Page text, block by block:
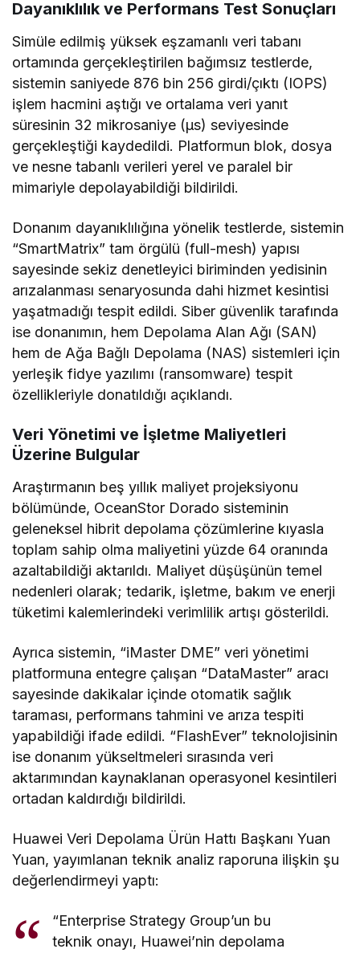
Dayanıklılık ve Performans Test Sonuçları
Simüle edilmiş yüksek eşzamanlı veri tabanı
ortamında gerçekleştirilen bağımsız testlerde,
sistemin saniyede 876 bin 256 girdi/çıktı (IOPS)
işlem hacmini aştığı ve ortalama veri yanıt
süresinin 32 mikrosaniye (μs) seviyesinde
gerçekleştiği kaydedildi. Platformun blok, dosya
ve nesne tabanlı verileri yerel ve paralel bir
mimariyle depolayabildiği bildirildi.
Donanım dayanıklılığına yönelik testlerde, sistemin
“SmartMatrix” tam örgülü (full-mesh) yapısı
sayesinde sekiz denetleyici biriminden yedisinin
arızalanması senaryosunda dahi hizmet kesintisi
yaşatmadığı tespit edildi. Siber güvenlik tarafında
ise donanımın, hem Depolama Alan Ağı (SAN)
hem de Ağa Bağlı Depolama (NAS) sistemleri için
yerleşik fidye yazılımı (ransomware) tespit
özellikleriyle donatıldığı açıklandı.
Veri Yönetimi ve İşletme Maliyetleri
Üzerine Bulgular
Araştırmanın beş yıllık maliyet projeksiyonu
bölümünde, OceanStor Dorado sisteminin
geleneksel hibrit depolama çözümlerine kıyasla
toplam sahip olma maliyetini yüzde 64 oranında
azaltabildiği aktarıldı. Maliyet düşüşünün temel
nedenleri olarak; tedarik, işletme, bakım ve enerji
tüketimi kalemlerindeki verimlilik artışı gösterildi.
Ayrıca sistemin, “iMaster DME” veri yönetimi
platformuna entegre çalışan “DataMaster” aracı
sayesinde dakikalar içinde otomatik sağlık
taraması, performans tahmini ve arıza tespiti
yapabildiği ifade edildi. “FlashEver” teknolojisinin
ise donanım yükseltmeleri sırasında veri
aktarımından kaynaklanan operasyonel kesintileri
ortadan kaldırdığı bildirildi.
Huawei Veri Depolama Ürün Hattı Başkanı Yuan
Yuan, yayımlanan teknik analiz raporuna ilişkin şu
değerlendirmeyi yaptı:
“Enterprise Strategy Group’un bu
teknik onayı, Huawei’nin depolama